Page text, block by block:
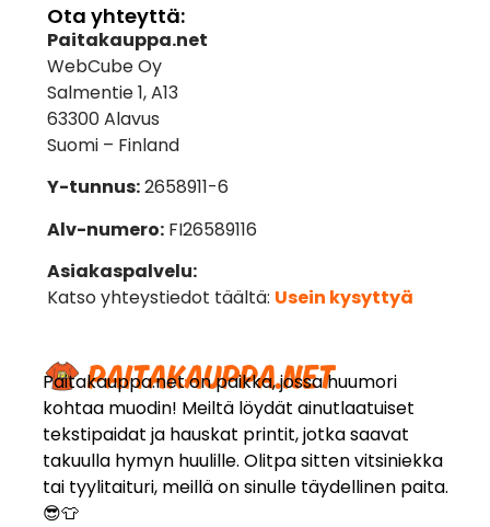
Paitakauppa.net on paikka, jossa huumori
kohtaa muodin! Meiltä löydät ainutlaatuiset
tekstipaidat ja hauskat printit, jotka saavat
takuulla hymyn huulille. Olitpa sitten vitsiniekka
tai tyylitaituri, meillä on sinulle täydellinen paita.
😎👕
Ota yhteyttä:
Paitakauppa.net
WebCube Oy
Salmentie 1, A13
63300 Alavus
Suomi – Finland
Y-tunnus:2658911-6
Alv-numero:FI26589116
Asiakaspalvelu:
Katso yhteystiedot täältä: Usein kysyttyä